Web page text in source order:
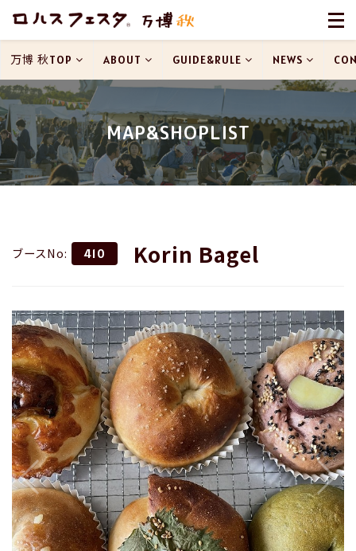
MAP&SHOPLIST
万博 秋TOP ABOUT GUIDE&RULE NEWS
ブースNo: 410 Korin Bagel